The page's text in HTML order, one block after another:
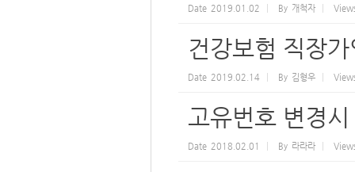
Date 2019.01.02 By 개척자
건강보험 직장
Date 2019.02.14 By 김형우
고유번호 변경
Date 2018.02.01 By 라라라